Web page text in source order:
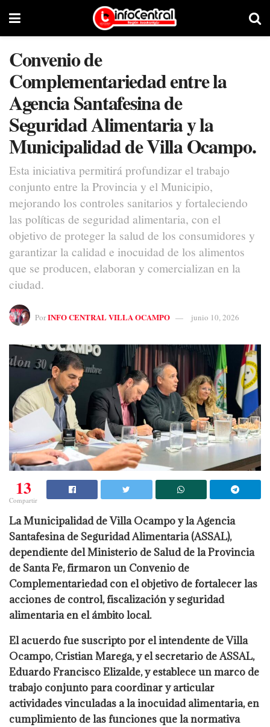
Convenio de
Complementariedad entre la
Agencia Santafesina de
Seguridad Alimentaria y la
Municipalidad de Villa Ocampo.
Esta iniciativa permitirá profundizar el trabajo
conjunto entre la Provincia y el Municipio,
mejorando los controles sanitarios y fortaleciendo
las políticas de seguridad alimentaria, con el
objetivo de proteger la salud de los consumidores y
garantizar la calidad e inocuidad de los alimentos
que se producen, elaboran y comercializan en la
ciudad.
PorINFO CENTRAL VILLA OCAMPO junio 10, 2026
13
Compartir
La Municipalidad de Villa Ocampo y la Agencia
Santafesina de Seguridad Alimentaria (ASSAL),
dependiente del Ministerio de Salud de la Provincia
de Santa Fe, firmaron un Convenio de
Complementariedad con el objetivo de fortalecer las
acciones de control, fiscalización y seguridad
alimentaria en el ámbito local.
El acuerdo fue suscripto por el intendente de Villa
Ocampo, Cristian Marega, y el secretario de ASSAL,
Eduardo Francisco Elizalde, y establece un marco de
trabajo conjunto para coordinar y articular
actividades vinculadas a la inocuidad alimentaria, en
cumplimiento de las funciones que la normativa